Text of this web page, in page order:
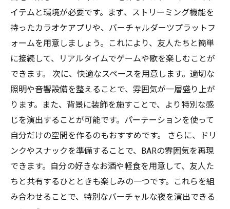
イテムと環境が必要です。まず、ストリーミング機能を
持ったカラオケアプリや、バーチャルダーツプラットフ
ォームを用意しましょう。これにより、友人たちと簡単
に接続して、リアルタイムでゲームや歌を楽しむことが
できます。 次に、快適なスペースを用意します。適切な
照明や音響設備を整えることで、雰囲気が一層盛り上が
ります。また、背景に装飾を施すことで、より特別な感
じを演出することが可能です。パーテーションを使って
自分だけの空間を作るのもおすすめです。 さらに、ドリ
ンクやスナックを準備することで、BARの雰囲気を再現
できます。自分の好きなお酒や軽食を用意して、友人た
ちと共有するひとときも楽しみの一つです。これらを組
み合わせることで、特別なバーチャルな夜を演出できる